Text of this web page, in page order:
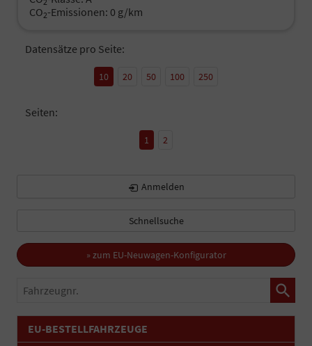
CO2-Emissionen: 0 g/km
Datensätze pro Seite:
10 20 50 100 250
Seiten:
1 2
Anmelden
Schnellsuche
» zum EU-Neuwagen-Konfigurator
Fahrzeugnr.
EU-BESTELLFAHRZEUGE